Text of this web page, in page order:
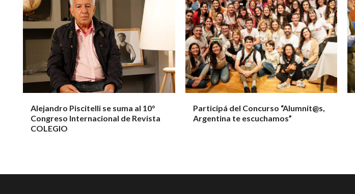
Alejandro Piscitelli se suma al 10°
Congreso Internacional de Revista
COLEGIO
Participá del Concurso “Alumnit@s,
Argentina te escuchamos”